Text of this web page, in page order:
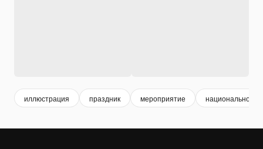
иллюстрация праздник мероприятие национальности